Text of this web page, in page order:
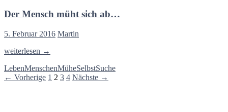
Beste…
Der Mensch müht sich ab…
5. Februar 2016 Martin
Der
müht
sich
weiterlesen →
LebenMenschenMüheSelbstSuche
Beitragsnavigation
← Vorherige 1 2 3 4 Nächste →